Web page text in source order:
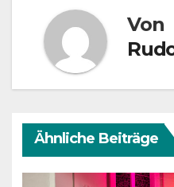
Von
Ähnliche Beiträge